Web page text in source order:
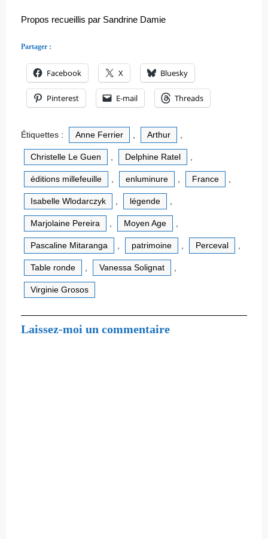
Propos recueillis par Sandrine Damie
Partager :
Facebook X Bluesky
Pinterest E-mail Threads
Étiquettes : Anne Ferrier Arthur
Christelle Le Guen Delphine Ratel
éditions millefeuille enluminure France
Isabelle Wlodarczyk légende
Marjolaine Pereira Moyen Age
Pascaline Mitaranga patrimoine Perceval
Table ronde Vanessa Solignat
Virginie Grosos
Laissez-moi un commentaire